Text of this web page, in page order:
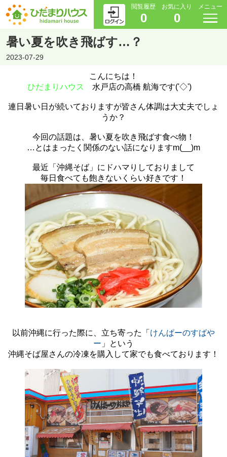
閲覧履歴
0
お気に入り
0
メニュー
暑い夏を吹き飛ばす…？
2023-07-29
こんにちは！
ひだまりハウス
水戸店の高橋 航海です('◇')ゞ
連日暑い日が続いておりますが皆さん体調は大丈夫でしょ
うか？
今回の話題は、暑い夏を吹き飛ばす食べ物！
…とはまったく関係のない話になりますm(__)m
最近「沖縄そば」にドハマりしておりまして
毎日食べても飽きないくらい好きです！
以前沖縄に行った際に、立ち寄った「 けんぱーのすばや
ー 」という
沖縄そば屋さんの冷凍を購入して家でも食べております！